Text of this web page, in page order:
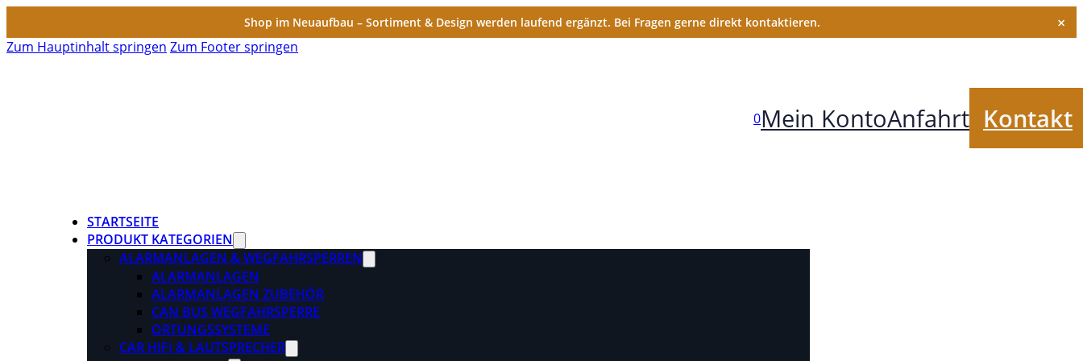
Shop im Neuaufbau – Sortiment & Design werden laufend ergänzt. Bei Fragen gerne direkt kontaktieren. ×
Zum Hauptinhalt springen Zum Footer springen
0Mein KontoAnfahrt Kontakt
STARTSEITE
PRODUKT KATEGORIEN
ALARMANLAGEN & WEGFAHRSPERREN
ALARMANLAGEN
ALARMANLAGEN ZUBEHÖR
CAN BUS WEGFAHRSPERRE
ORTUNGSSYSTEME
CAR HIFI & LAUTSPRECHER